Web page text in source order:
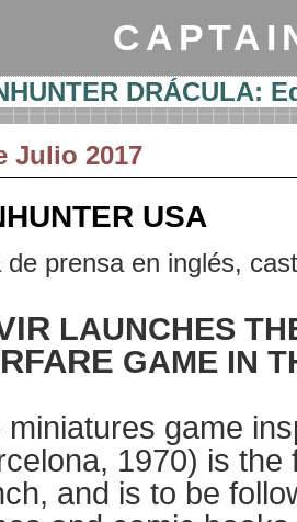
DRÁCULA:
Julio 2017
USA
de prensa en inglés,
LAUNCHES
GAME IN
miniatures game
1970) is the
and is to be